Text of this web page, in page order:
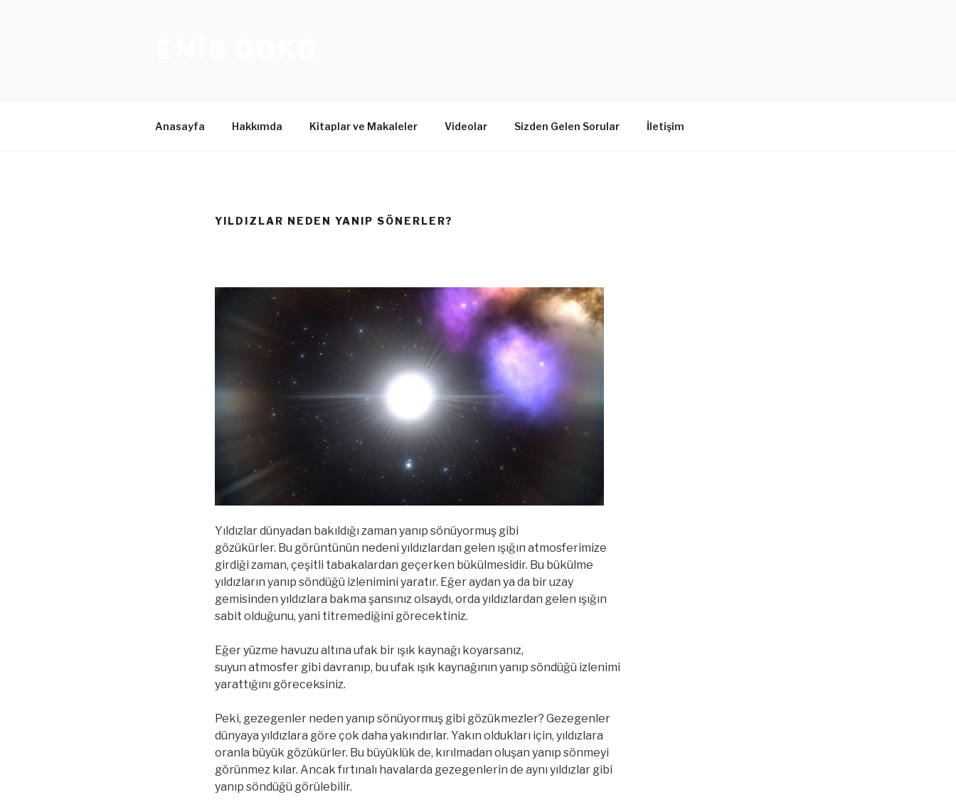
Anasayfa Hakkımda Kitaplar ve Makaleler Videolar Sizden Gelen Sorular İletişim
YILDIZLAR NEDEN YANIP SÖNERLER?
Yıldızlar dünyadan bakıldığı zaman yanıp sönüyormuş gibi
gözükürler. Bu görüntünün nedeni yıldızlardan gelen ışığın atmosferimize
girdiği zaman, çeşitli tabakalardan geçerken bükülmesidir. Bu bükülme
yıldızların yanıp söndüğü izlenimini yaratır. Eğer aydan ya da bir uzay
gemisinden yıldızlara bakma şansınız olsaydı, orda yıldızlardan gelen ışığın
sabit olduğunu, yani titremediğini görecektiniz.
Eğer yüzme havuzu altına ufak bir ışık kaynağı koyarsanız,
suyun atmosfer gibi davranıp, bu ufak ışık kaynağının yanıp söndüğü izlenimi
yarattığını göreceksiniz.
Peki, gezegenler neden yanıp sönüyormuş gibi gözükmezler? Gezegenler
dünyaya yıldızlara göre çok daha yakındırlar. Yakın oldukları için, yıldızlara
oranla büyük gözükürler. Bu büyüklük de, kırılmadan oluşan yanıp sönmeyi
görünmez kılar. Ancak fırtınalı havalarda gezegenlerin de aynı yıldızlar gibi
yanıp söndüğü görülebilir.